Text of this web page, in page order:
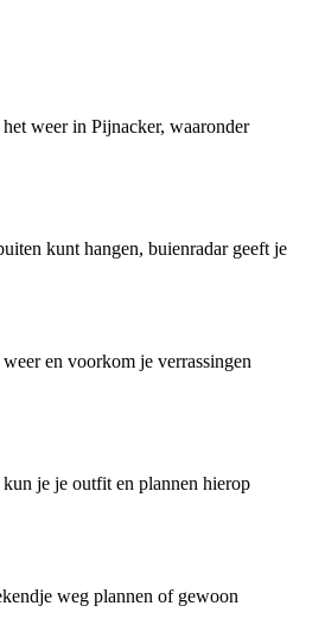
weer in Pijnacker, waaronder
kunt hangen, buienradar geeft je
en voorkom je verrassingen
je je outfit en plannen hierop
weg plannen of gewoon